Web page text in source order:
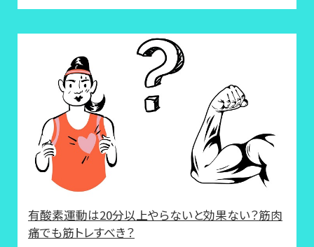
有酸素運動は20分以上やらないと効果ない？筋肉
痛でも筋トレすべき？